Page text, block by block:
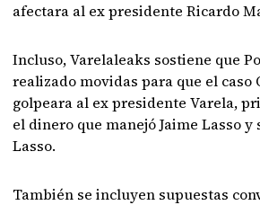
afectara al ex presidente Ricardo
Incluso, Varelaleaks sostiene que
realizado movidas para que el caso
golpeara al ex presidente Varela,
el dinero que manejó Jaime Lasso
Lasso.
También se incluyen supuestas